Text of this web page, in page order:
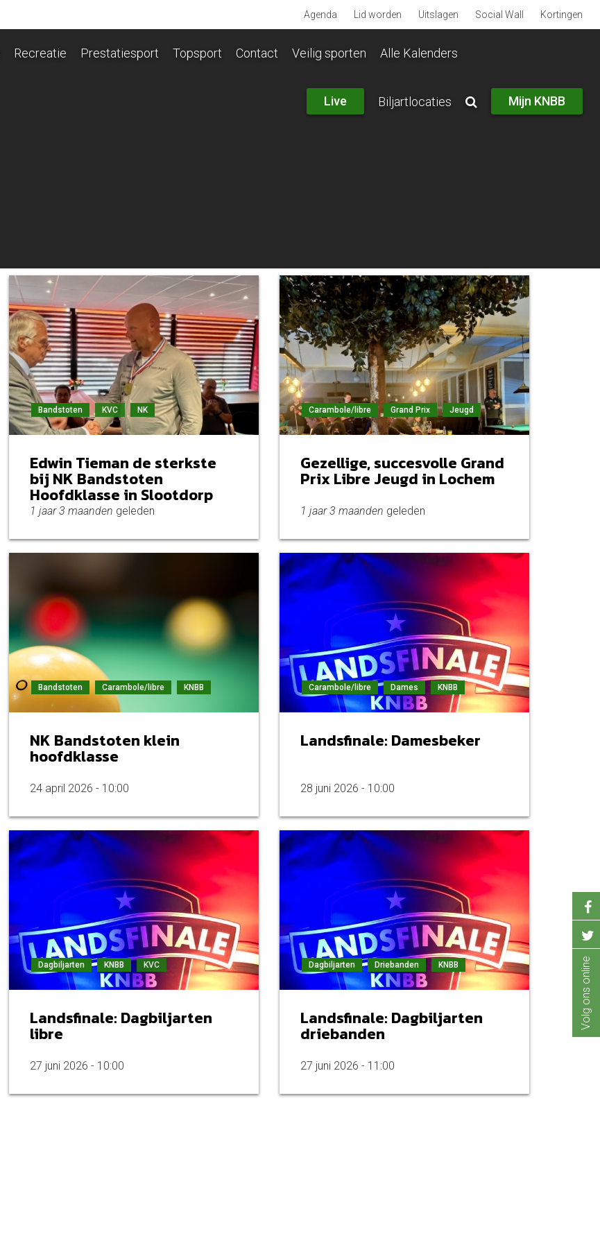
Agenda Lid worden Uitslagen Social Wall Kortingen
Recreatie Prestatiesport Topsport Contact Veilig sporten Alle Kalenders
Live Biljartlocaties Mijn KNBB
Bandstoten KVC NK
Edwin Tieman de sterkste
bij NK Bandstoten
Hoofdklasse in Slootdorp
1 jaar 3 maanden geleden
Carambole/libre Grand Prix Jeugd
Gezellige, succesvolle Grand
Prix Libre Jeugd in Lochem
1 jaar 3 maanden geleden
Bandstoten Carambole/libre KNBB
NK Bandstoten klein
hoofdklasse
24 april 2026 - 10:00
Carambole/libre Dames KNBB
Landsfinale: Damesbeker
28 juni 2026 - 10:00
Dagbiljarten KNBB KVC
Landsfinale: Dagbiljarten
libre
27 juni 2026 - 10:00
Dagbiljarten Driebanden KNBB
Landsfinale: Dagbiljarten
driebanden
27 juni 2026 - 11:00
Volg ons online